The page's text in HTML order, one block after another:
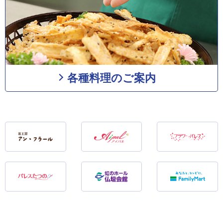
各種料理のご案内